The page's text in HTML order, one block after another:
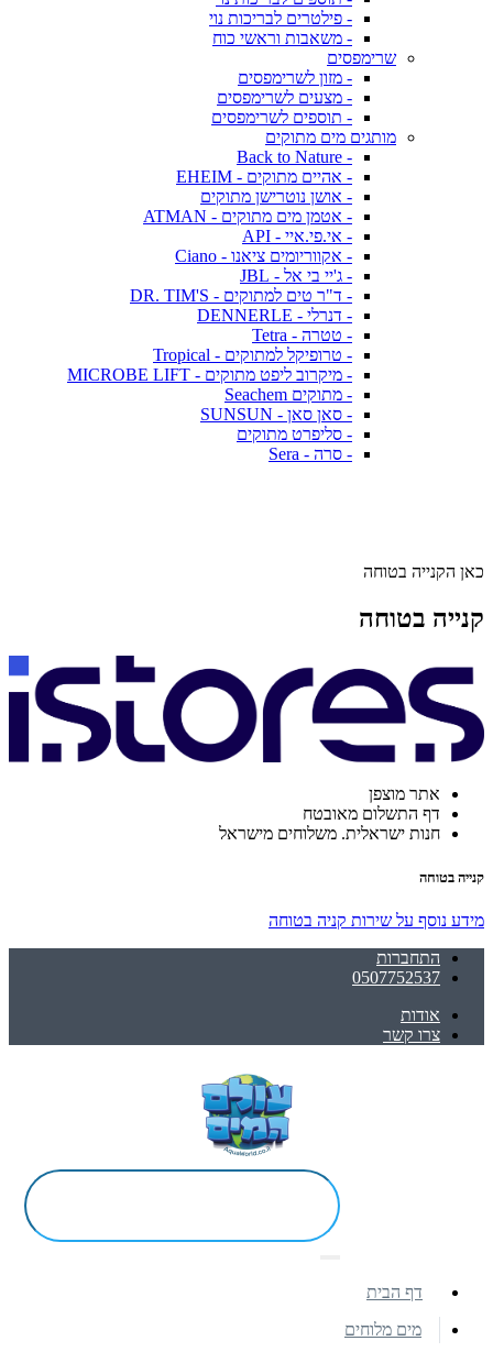
- פילטרים לבריכות נוי
- משאבות וראשי כוח
שרימפסים
- מזון לשרימפסים
- מצעים לשרימפסים
- תוספים לשרימפסים
מותגים מים מתוקים
- Back to Nature
- אהיים מתוקים - EHEIM
- אושן נוטרישן מתוקים
- אטמן מים מתוקים - ATMAN
- אי.פי.איי - API
- אקווריומים ציאנו - Ciano
- ג'יי בי אל - JBL
- ד"ר טים למתוקים - DR. TIM'S
- דנרלי - DENNERLE
- טטרה - Tetra
- טרופיקל למתוקים - Tropical
- מיקרוב ליפט מתוקים - MICROBE LIFT
- מתוקים Seachem
- סאן סאן - SUNSUN
- סליפרט מתוקים
- סרה - Sera
כאן הקנייה בטוחה
קנייה בטוחה
אתר מוצפן
דף התשלום מאובטח
חנות ישראלית. משלוחים מישראל
קנייה בטוחה
מידע נוסף על שירות קניה בטוחה
התחברות
0507752537
אודות
צרו קשר
דף הבית
מים מלוחים